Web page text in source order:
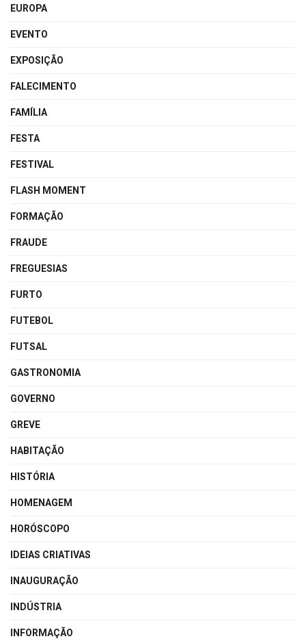
EUROPA
EVENTO
EXPOSIÇÃO
FALECIMENTO
FAMÍLIA
FESTA
FESTIVAL
FLASH MOMENT
FORMAÇÃO
FRAUDE
FREGUESIAS
FURTO
FUTEBOL
FUTSAL
GASTRONOMIA
GOVERNO
GREVE
HABITAÇÃO
HISTÓRIA
HOMENAGEM
HORÓSCOPO
IDEIAS CRIATIVAS
INAUGURAÇÃO
INDÚSTRIA
INFORMAÇÃO